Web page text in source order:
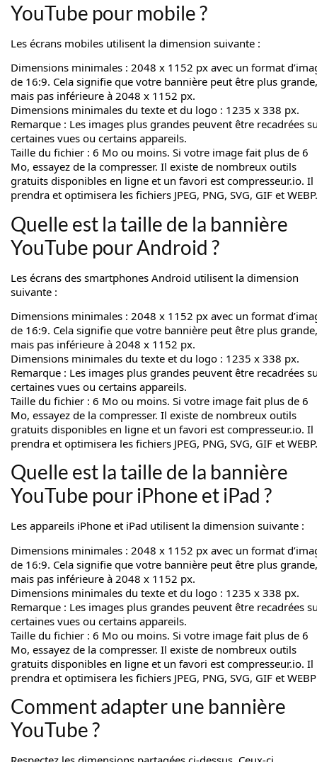
YouTube pour mobile ?
Les écrans mobiles utilisent la dimension suivante :
Dimensions minimales : 2048 x 1152 px avec un format
de 16:9. Cela signifie que votre bannière peut être plus grande,
mais pas inférieure à 2048 x 1152 px.
Dimensions minimales du texte et du logo : 1235 x 338 px.
Remarque : Les images plus grandes peuvent être recadrées
certaines vues ou certains appareils.
Taille du fichier : 6 Mo ou moins. Si votre image fait plus de 6
Mo, essayez de la compresser. Il existe de nombreux outils
gratuits disponibles en ligne et un favori est compresseur.io. Il
prendra et optimisera les fichiers JPEG, PNG, SVG, GIF et WEBP.
Quelle est la taille de la bannière
YouTube pour Android ?
Les écrans des smartphones Android utilisent la dimension
suivante :
Dimensions minimales : 2048 x 1152 px avec un format
de 16:9. Cela signifie que votre bannière peut être plus grande,
mais pas inférieure à 2048 x 1152 px.
Dimensions minimales du texte et du logo : 1235 x 338 px.
Remarque : Les images plus grandes peuvent être recadrées
certaines vues ou certains appareils.
Taille du fichier : 6 Mo ou moins. Si votre image fait plus de 6
Mo, essayez de la compresser. Il existe de nombreux outils
gratuits disponibles en ligne et un favori est compresseur.io. Il
prendra et optimisera les fichiers JPEG, PNG, SVG, GIF et WEBP.
Quelle est la taille de la bannière
YouTube pour iPhone et iPad ?
Les appareils iPhone et iPad utilisent la dimension suivante :
Dimensions minimales : 2048 x 1152 px avec un format
de 16:9. Cela signifie que votre bannière peut être plus grande,
mais pas inférieure à 2048 x 1152 px.
Dimensions minimales du texte et du logo : 1235 x 338 px.
Remarque : Les images plus grandes peuvent être recadrées
certaines vues ou certains appareils.
Taille du fichier : 6 Mo ou moins. Si votre image fait plus de 6
Mo, essayez de la compresser. Il existe de nombreux outils
gratuits disponibles en ligne et un favori est compresseur.io. Il
prendra et optimisera les fichiers JPEG, PNG, SVG, GIF et WEBP
Comment adapter une bannière
YouTube ?